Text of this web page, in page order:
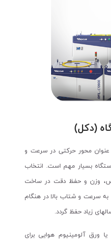
(دکل)
محور حرکتی در سرعت و
بسیار مهم است. انتخاب
وزن و حفظ دقت در ساخت
سرعت و شتاب بالا در هنگام
زیاد حفظ گردد.
یا ورق آلومینیوم هوایی برای